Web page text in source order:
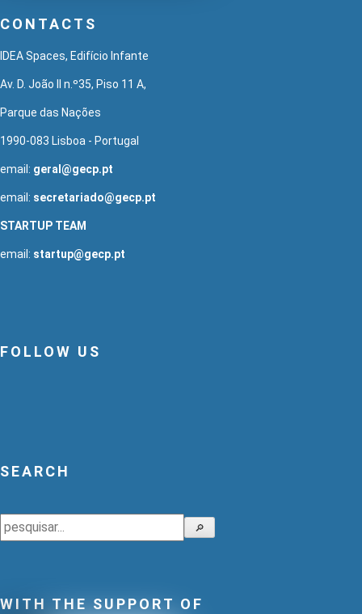
CONTACTS
IDEA Spaces, Edifício Infante
Av. D. João II n.º35, Piso 11 A,
Parque das Nações
1990-083 Lisboa - Portugal
email: geral@gecp.pt
email: secretariado@gecp.pt
STARTUP TEAM
email: startup@gecp.pt
FOLLOW US
SEARCH
Search 🔎
WITH THE SUPPORT OF